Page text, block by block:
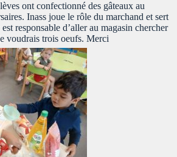
ont confectionné des gâteaux au
Inass joue le rôle du marchand et sert
responsable d’aller au magasin chercher
voudrais trois oeufs. Merci